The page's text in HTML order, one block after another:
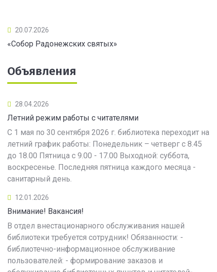
20.07.2026
«Собор Радонежских святых»
Объявления
28.04.2026
Летний режим работы с читателями
С 1 мая по 30 сентября 2026 г. библиотека переходит на
летний график работы: Понедельник – четверг с 8.45
до 18.00 Пятница с 9.00 - 17.00 Выходной: суббота,
воскресенье. Последняя пятница каждого месяца -
санитарный день.
12.01.2026
Внимание! Вакансия!
В отдел внестационарного обслуживания нашей
библиотеки требуется сотрудник! Обязанности: -
библиотечно-информационное обслуживание
пользователей: - формирование заказов и